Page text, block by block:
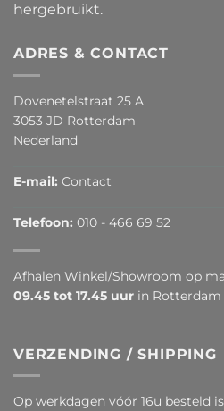
hergebruikt.
ADRES & CONTACT
Dovenetelstraat 25 A
3053 JD Rotterdam
Nederland
E-mail: Contact
Telefoon: 010 - 466 69 52
Afhalen Winkel/Showroom op
09.45 tot 17.45 uur in Rotterdam
VERZENDING / SHIPPING
Op werkdagen vóór 16u besteld